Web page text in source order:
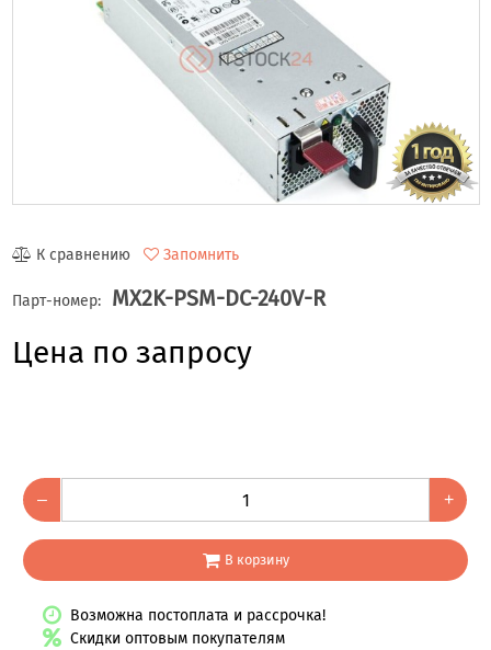
К сравнению Запомнить
Парт-номер: MX2K-PSM-DC-240V-R
Цена по запросу
– +
В корзину
Возможна постоплата и рассрочка!
Скидки оптовым покупателям